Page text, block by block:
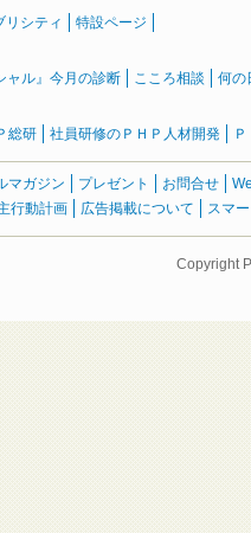
リシティ 特設ページ
ャル』今月の診断 こころ相談 何の
総研 社員研修のＰＨＰ人材開発
マガジン プレゼント お問合せ
行動計画 広告掲載について スマ
Copyright